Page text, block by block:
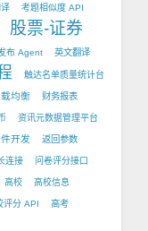
考题相似度 API
股票-证券
布 Agent 英文翻译
触达名单质量统计台
均衡 财务报表
资讯元数据管理平台
开发 返回参数
连接 问卷评分接口
高校 高校信息
评分 API 高考